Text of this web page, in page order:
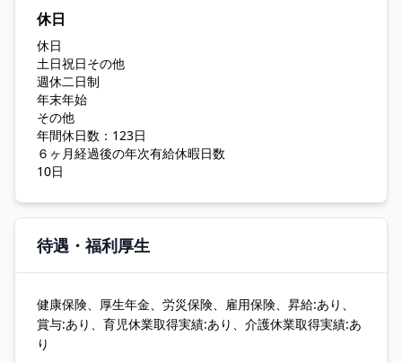
休日
休日
土日祝日その他
週休二日制
年末年始
その他
年間休日数：123日
６ヶ月経過後の年次有給休暇日数
10日
待遇・福利厚生
健康保険、厚生年金、労災保険、雇用保険、昇給:あり、
賞与:あり、育児休業取得実績:あり、介護休業取得実績:あ
り